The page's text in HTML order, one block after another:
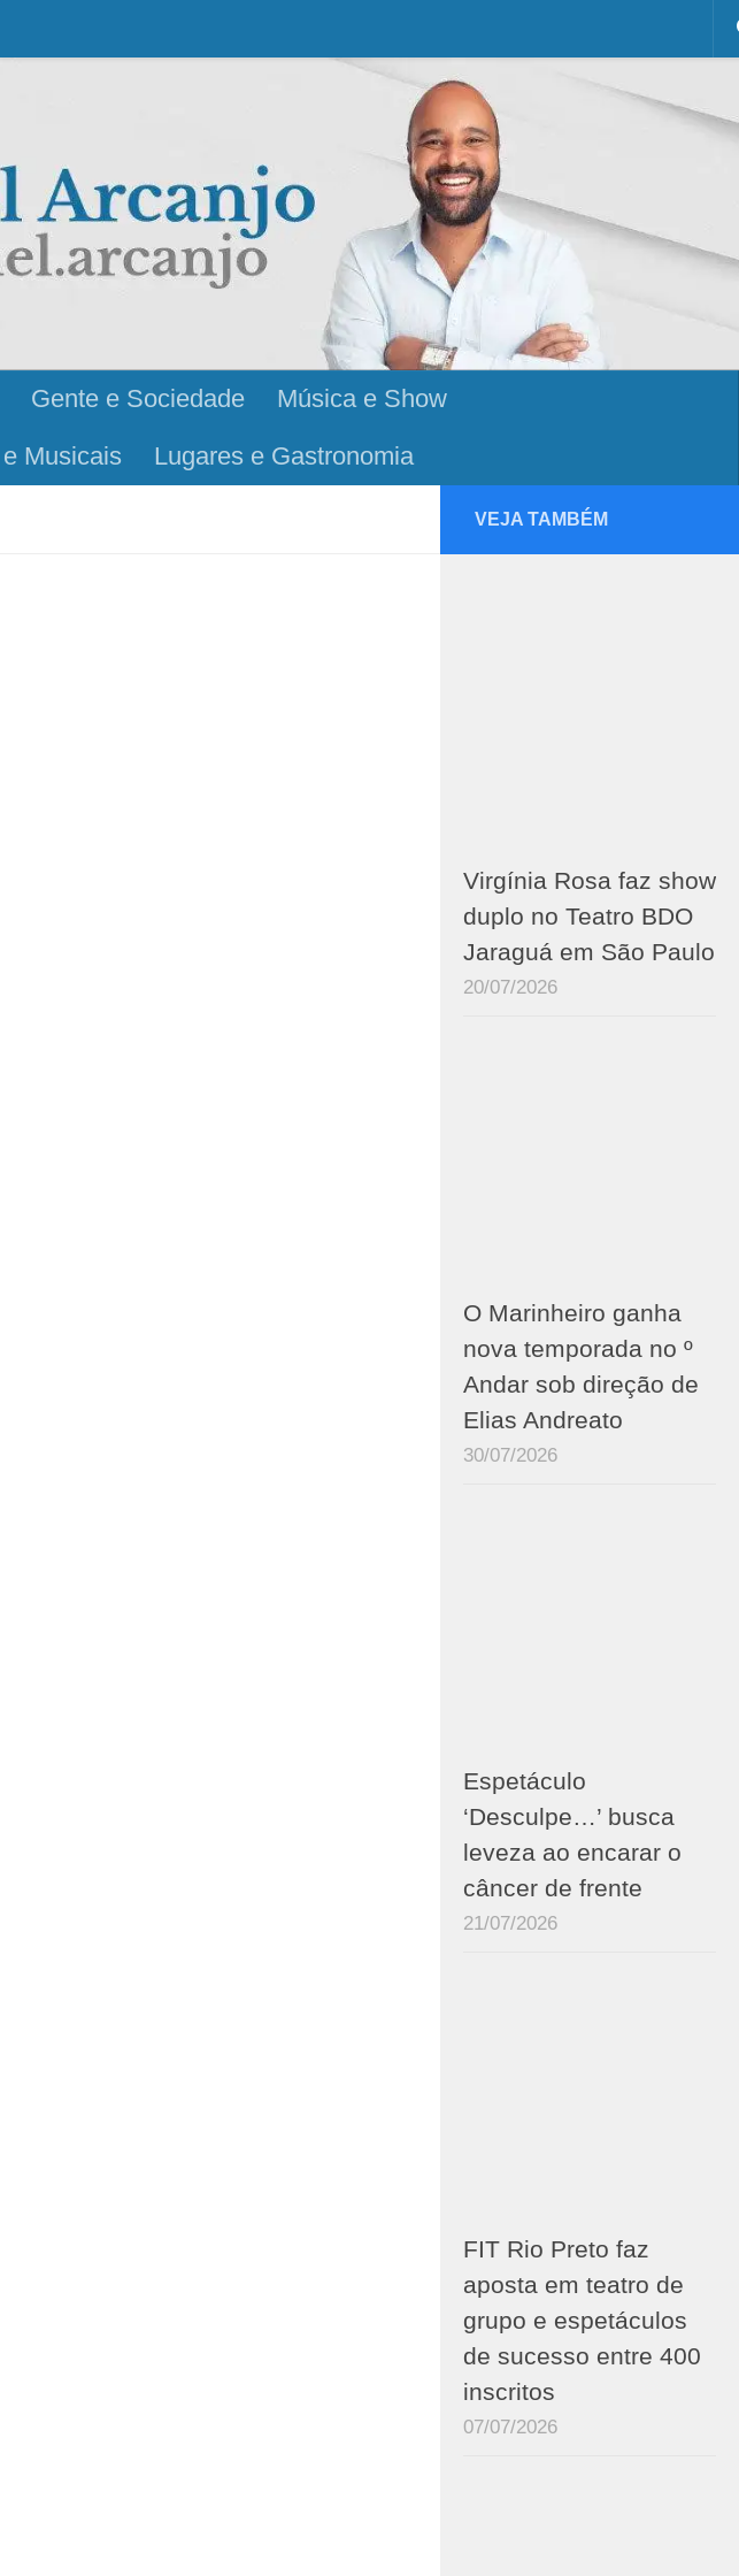
Gente e Sociedade
Música e Show
Musicais Lugares e Gastronomia
VEJA TAMBÉM
Virgínia Rosa faz show
duplo no Teatro BDO
Jaraguá em São Paulo
20/07/2026
O Marinheiro ganha
nova temporada no º
Andar sob direção de
Elias Andreato
30/07/2026
Espetáculo
‘Desculpe…’ busca
leveza ao encarar o
câncer de frente
21/07/2026
FIT Rio Preto faz
aposta em teatro de
grupo e espetáculos
de sucesso entre 400
inscritos
07/07/2026